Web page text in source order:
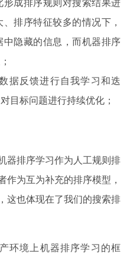
成排序规则对搜索结果进
排序特征较多的情况下，
隐藏的信息，而机器排序
据反馈进行自我学习和迭
目标问题进行持续优化；
器排序学习作为人工规则排
作为互为补充的排序模型，
这也体现在了我们的搜索排
环境上机器排序学习的框